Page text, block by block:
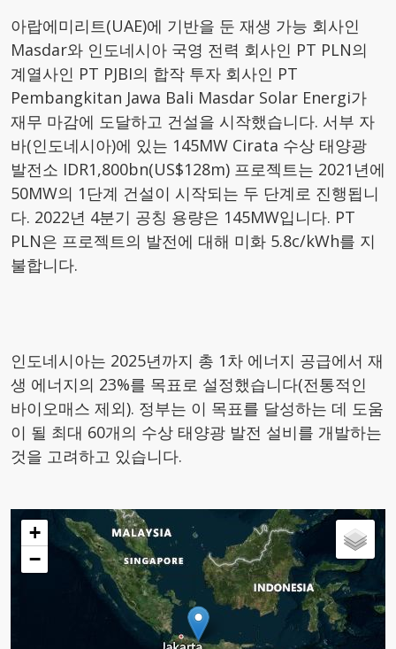
아랍에미리트(UAE)에 기반을 둔 재생 가능 회사인
Masdar와 인도네시아 국영 전력 회사인 PT PLN의
계열사인 PT PJBI의 합작 투자 회사인 PT
Pembangkitan Jawa Bali Masdar Solar Energi가
재무 마감에 도달하고 건설을 시작했습니다. 서부 자
바(인도네시아)에 있는 145MW Cirata 수상 태양광
발전소 IDR1,800bn(US$128m) 프로젝트는 2021년에
50MW의 1단계 건설이 시작되는 두 단계로 진행됩니
다. 2022년 4분기 공칭 용량은 145MW입니다. PT
PLN은 프로젝트의 발전에 대해 미화 5.8c/kWh를 지
불합니다.
인도네시아는 2025년까지 총 1차 에너지 공급에서 재
생 에너지의 23%를 목표로 설정했습니다(전통적인
바이오매스 제외). 정부는 이 목표를 달성하는 데 도움
이 될 최대 60개의 수상 태양광 발전 설비를 개발하는
것을 고려하고 있습니다.
+
−